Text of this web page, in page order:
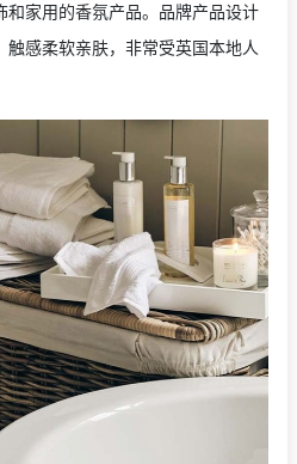
家用的香氛产品。品牌产品设计
感柔软亲肤，非常受英国本地人